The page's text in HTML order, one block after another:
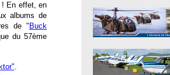
! En effet, en
albums de
de " Buck
du 57ème
.